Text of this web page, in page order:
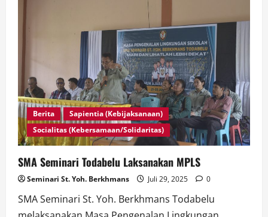
Berita
Sapientia (Kebijaksanaan)
Socialitas (Kebersamaan/Solidaritas)
SMA Seminari Todabelu Laksanakan MPLS
Seminari St. Yoh. Berkhmans Juli 29, 2025 0
SMA Seminari St. Yoh. Berkhmans Todabelu